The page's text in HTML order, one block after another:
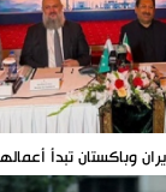
وباكستان تبدأ